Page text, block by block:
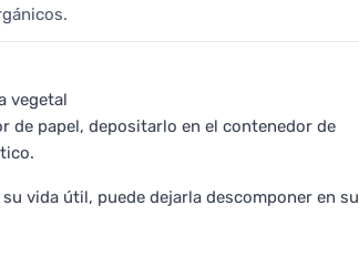
vegetal
de papel, depositarlo en el contenedor de
vida útil, puede dejarla descomponer en su